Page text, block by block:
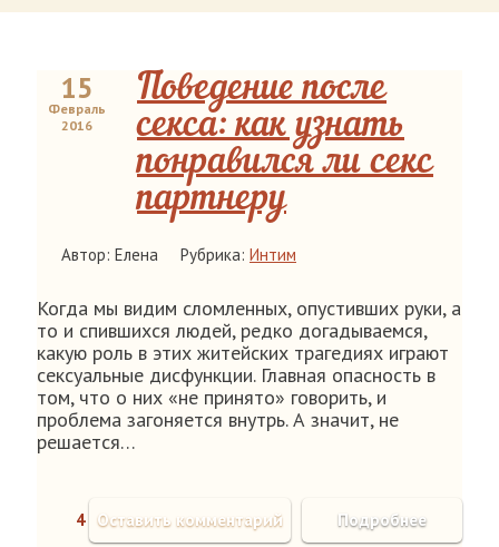
15
Февраль
2016
Поведение после
секса: как узнать
понравился ли секс
партнеру
Автор: Елена Рубрика: Интим
Когда мы видим сломленных, опустивших руки, а
то и спившихся людей, редко догадываемся,
какую роль в этих житейских трагедиях играют
сексуальные дисфункции. Главная опасность в
том, что о них «не принято» говорить, и
проблема загоняется внутрь. А значит, не
решается…
4 Подробнее
Оставить комментарий